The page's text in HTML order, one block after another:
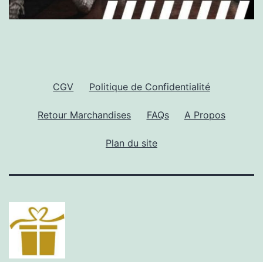
CGV Politique de Confidentialité
Retour Marchandises FAQs A Propos
Plan du site